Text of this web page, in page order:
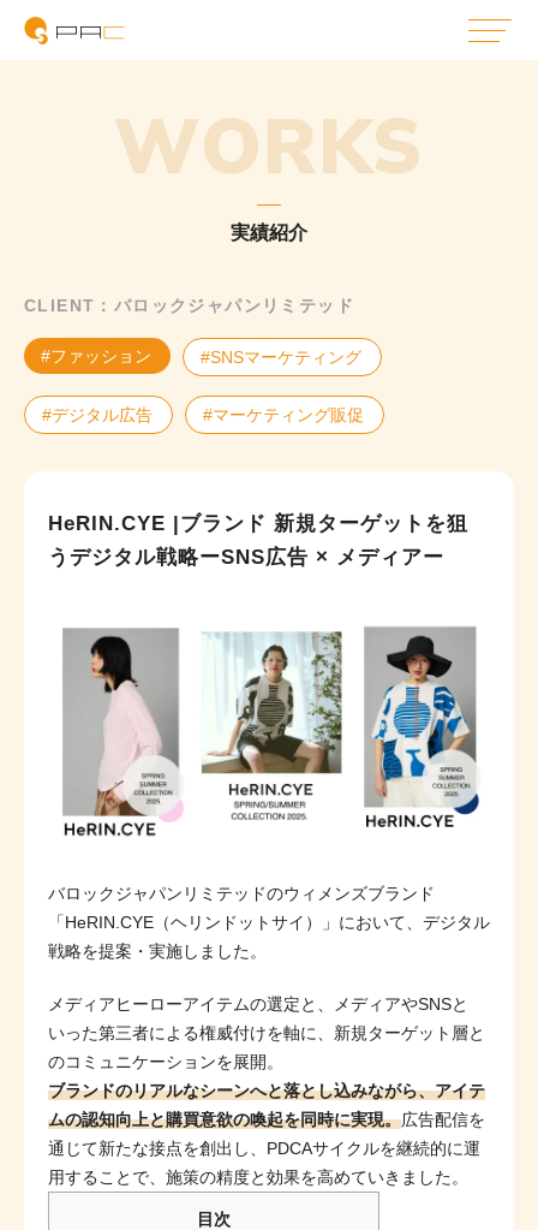
WORKS
実績紹介
CLIENT：バロックジャパンリミテッド
#ファッション #SNSマーケティング
#デジタル広告 #マーケティング販促
HeRIN.CYE |ブランド 新規ターゲットを狙
うデジタル戦略ーSNS広告 × メディアー
バロックジャパンリミテッドのウィメンズブランド
「HeRIN.CYE（ヘリンドットサイ）」において、デジタル
戦略を提案・実施しました。
メディアヒーローアイテムの選定と、メディアやSNSと
いった第三者による権威付けを軸に、新規ターゲット層と
のコミュニケーションを展開。
ブランドのリアルなシーンへと落とし込みながら、アイテ
ムの認知向上と購買意欲の喚起を同時に実現。広告配信を
通じて新たな接点を創出し、PDCAサイクルを継続的に運
用することで、施策の精度と効果を高めていきました。
目次